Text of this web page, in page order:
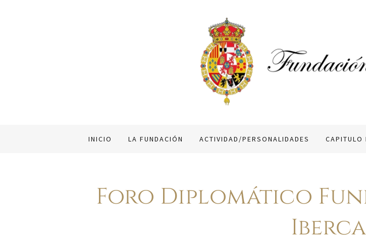
INICIO LA FUNDACIÓN ACTIVIDAD/PERSONALIDADES CAPITULO
Foro Diplomático